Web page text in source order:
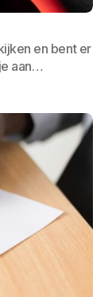
en bent er
aan…